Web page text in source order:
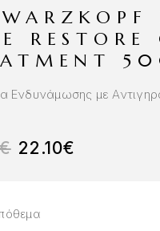
RESTORE
Ενδυνάμωσης με
€ 22.10€